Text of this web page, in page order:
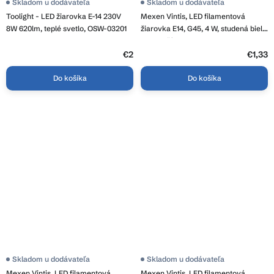
Toolight - LED žiarovka E-14 230V
8W 620lm, teplé svetlo, OSW-03201
Skladom u dodávateľa
€2
Do košíka
Mexen Vintis, LED filamentová
žiarovka E14, G45, 4 W, studená biela
6500K, číra, L156-E14-0465-00
Skladom u dodávateľa
€1,33
Do košíka
Skladom u dodávateľa
Skladom u dodávateľa